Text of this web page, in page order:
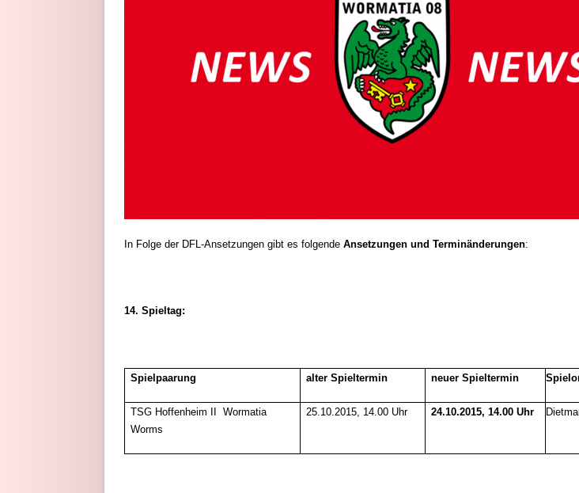
In Folge der DFL-Ansetzungen gibt es folgende Ansetzungen und Terminänderungen:
14. Spieltag:
Spielpaarung alter Spieltermin neuer Spieltermin
TSG Hoffenheim II  Wormatia
Worms
25.10.2015, 14.00 Uhr 24.10.2015, 14.00 Uhr